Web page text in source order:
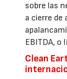
sobre las
a cierre de
EBITDA, o
Clean